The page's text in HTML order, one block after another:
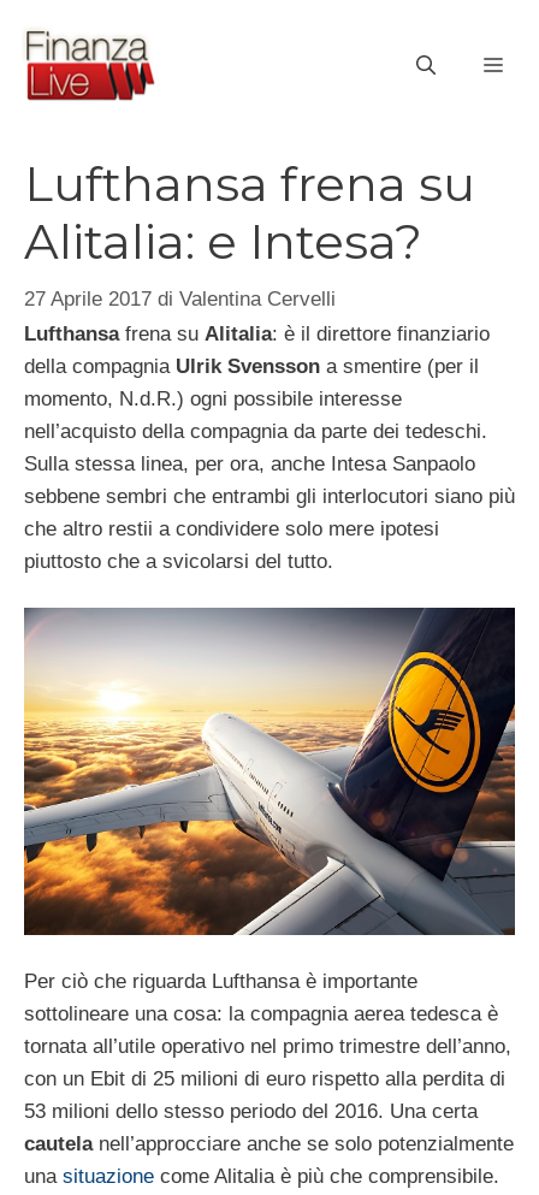
contenuto
Lufthansa frena su
Alitalia: e Intesa?
27 Aprile 2017 di Valentina Cervelli
Lufthansafrena su Alitalia: è il direttore finanziario
della compagnia Ulrik Svensson a smentire (per il
momento, N.d.R.) ogni possibile interesse
nell’acquisto della compagnia da parte dei tedeschi.
Sulla stessa linea, per ora, anche Intesa Sanpaolo
sebbene sembri che entrambi gli interlocutori siano più
che altro restii a condividere solo mere ipotesi
piuttosto che a svicolarsi del tutto.
Per ciò che riguarda Lufthansa è importante
sottolineare una cosa: la compagnia aerea tedesca è
tornata all’utile operativo nel primo trimestre dell’anno,
con un Ebit di 25 milioni di euro rispetto alla perdita di
53 milioni dello stesso periodo del 2016. Una certa
cautelanell’approcciare anche se solo potenzialmente
una situazione come Alitalia è più che comprensibile.